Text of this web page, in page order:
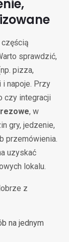
sprawdzić,
pizza,
napoje. Przy
czy integracji
, w
gry, jedzenie,
przemówienia.
uzyskać
lokalu.
z
na jednym